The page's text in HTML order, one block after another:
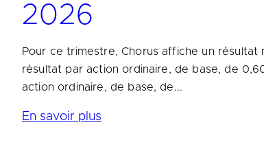
2026
Pour ce trimestre, Chorus affiche un résultat
résultat par action ordinaire, de base, de
action ordinaire, de base, de...
En savoir plus